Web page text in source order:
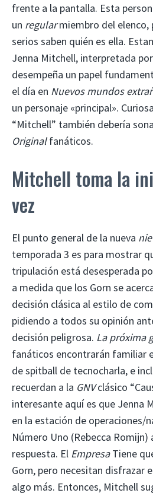
frente a la pantalla. Esta
un regularmiembro del elenco,
serios saben quién es ella.
Jenna Mitchell, interpretada
desempeña un papel
el día en Nuevos mundos
un personaje «principal».
“Mitchell” también debería
Originalfanáticos.
Mitchell toma la
vez
El punto general de la nueva
temporada 3 es para mostrar
tripulación está desesperada
a medida que los Gorn se
decisión clásica al estilo de
pidiendo a todos su opinión
decisión peligrosa. La próxima
fanáticos encontrarán familiar
de spitball de tecnocharla, e
recuerdan a la GNVclásico
interesante aquí es que Jenna
en la estación de operaciones/
Número Uno (Rebecca
respuesta. El EmpresaTiene
Gorn, pero necesitan disfrazar
algo más. Entonces, Mitchell